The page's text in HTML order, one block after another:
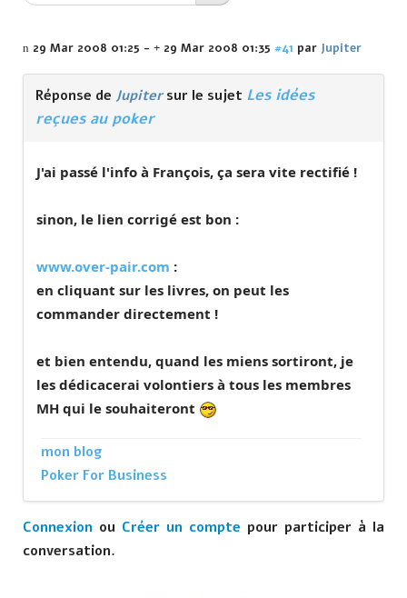
29 Mar 2008 01:25 - 29 Mar 2008 01:35 #41 par Jupiter
Réponse de Jupitersur le sujet Les idées
reçues au poker
J'ai passé l'info à François, ça sera vite rectifié !
sinon, le lien corrigé est bon :
www.over-pair.com :
en cliquant sur les livres, on peut les
commander directement !
et bien entendu, quand les miens sortiront, je
les dédicacerai volontiers à tous les membres
MH qui le souhaiteront
mon blog
Poker For Business
Connexion ou Créer un compte pour participer à la
conversation.